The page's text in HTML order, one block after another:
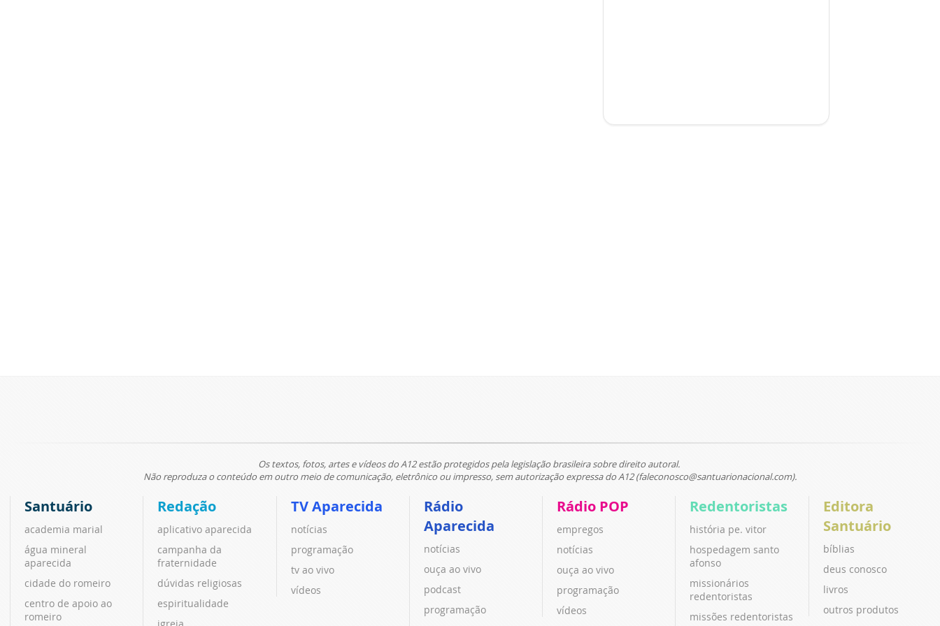
Os textos, fotos, artes e vídeos do A12 estão protegidos pela legislação brasileira sobre direito autoral.
Não reproduza o conteúdo em outro meio de comunicação, eletrônico ou impresso, sem autorização expressa do A12 (faleconosco@santuarionacional.com).
Santuário
academia marial
água mineral
aparecida
cidade do romeiro
centro de apoio ao
romeiro
Redação
aplicativo aparecida
campanha da
fraternidade
dúvidas religiosas
espiritualidade
igreja
TV Aparecida
notícias
programação
tv ao vivo
vídeos
Rádio
Aparecida
notícias
ouça ao vivo
podcast
programação
Rádio POP
empregos
notícias
ouça ao vivo
programação
vídeos
Redentoristas
história pe. vitor
hospedagem santo
afonso
missionários
redentoristas
missões redentoristas
Editora
Santuário
bíblias
deus conosco
livros
outros produtos